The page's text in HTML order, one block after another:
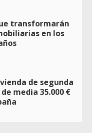
transformarán
en los
de segunda
media 35.000 €